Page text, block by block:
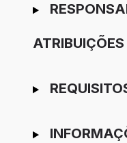
ATRIBUIÇÕES